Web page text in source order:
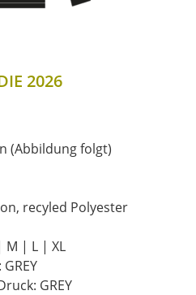
2026
(Abbildung folgt)
recyled Polyester
M | L | XL
GREY